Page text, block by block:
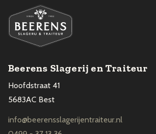
Beerens Slagerij en Traiteur
Hoofdstraat 41
5683AC Best
info@beerensslagerijentraiteur.nl